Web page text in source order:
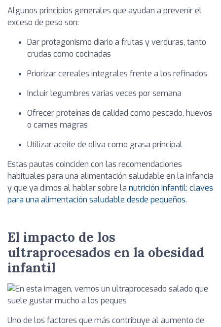
Algunos principios generales que ayudan a prevenir el
exceso de peso son:
Dar protagonismo diario a frutas y verduras, tanto
crudas como cocinadas
Priorizar cereales integrales frente a los refinados
Incluir legumbres varias veces por semana
Ofrecer proteínas de calidad como pescado, huevos
o carnes magras
Utilizar aceite de oliva como grasa principal
Estas pautas coinciden con las recomendaciones
habituales para una alimentación saludable en la infancia
y que ya dimos al hablar sobre la nutrición infantil: claves
para una alimentación saludable desde pequeños.
El impacto de los
ultraprocesados en la obesidad
infantil
Uno de los factores que más contribuye al aumento de